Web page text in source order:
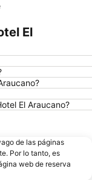
El
El Araucano?
de las páginas
Por lo tanto, es
web de reserva